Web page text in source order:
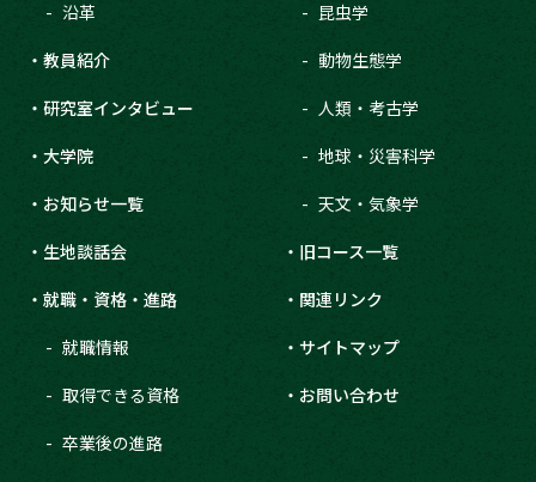
沿革
教員紹介
研究室インタビュー
大学院
お知らせ一覧
生地談話会
昆虫学
動物生態学
人類・考古学
地球・災害科学
天文・気象学
旧コース一覧
就職・資格・進路
就職情報
取得できる資格
卒業後の進路
関連リンク
サイトマップ
お問い合わせ